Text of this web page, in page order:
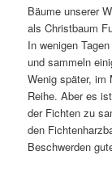
Bäume unserer
als Christbaum
In wenigen
und sammeln
Wenig später, im
Reihe. Aber es
der Fichten zu
den
Beschwerden